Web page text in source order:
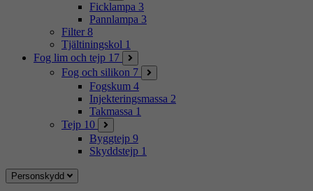
Ficklampa 3
Pannlampa 3
Filter 8
Tjältiningskol 1
Fog lim och tejp 17
Fog och silikon 7
Fogskum 4
Injekteringsmassa 2
Takmassa 1
Tejp 10
Byggtejp 9
Skyddstejp 1
Personskydd